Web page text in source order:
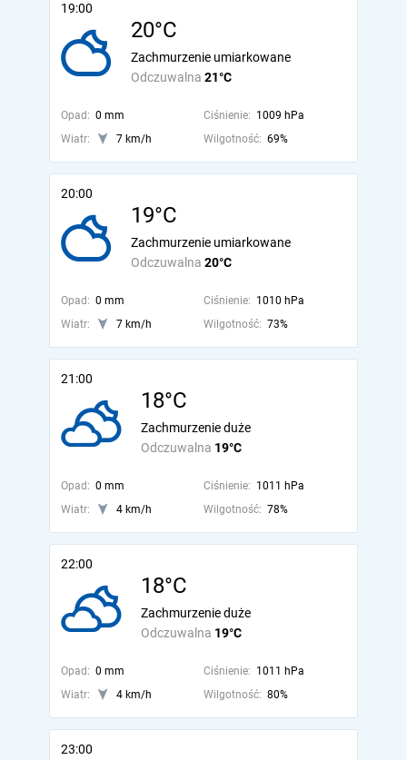
19:00
20°C
Odczuwalna 21°C
Zachmurzenie umiarkowane
Opad: 0 mm Ciśnienie: 1009 hPa
Wiatr:
7 km/h Wilgotność: 69%
20:00
19°C
Odczuwalna 20°C
Zachmurzenie umiarkowane
Opad: 0 mm Ciśnienie: 1010 hPa
Wiatr:
7 km/h Wilgotność: 73%
21:00
18°C
Odczuwalna 19°C
Zachmurzenie duże
Opad: 0 mm Ciśnienie: 1011 hPa
Wiatr:
4 km/h Wilgotność: 78%
22:00
18°C
Odczuwalna 19°C
Zachmurzenie duże
Opad: 0 mm Ciśnienie: 1011 hPa
Wiatr:
4 km/h Wilgotność: 80%
23:00